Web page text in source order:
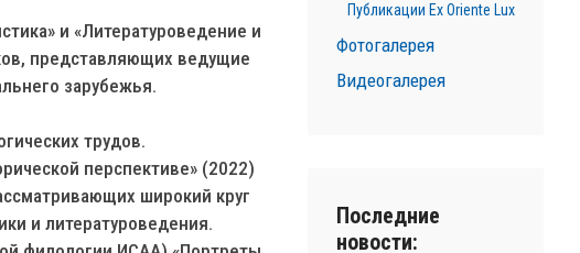
и «Литературоведение и
представляющих ведущие
зарубежья.
трудов.
перспективе» (2022)
широкий круг
и литературоведения.
Публикации Ex Oriente Lux
Фотогалерея
Видеогалерея
Последние
новости: